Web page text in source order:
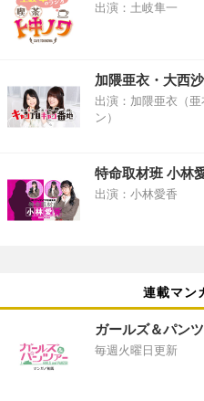
出演：土岐隼一
加隈亜衣・大西
出演：加隈亜衣（
ン）
特命取材班 小林
出演：小林愛香
連載マン
ガールズ＆パン
毎週火曜日更新